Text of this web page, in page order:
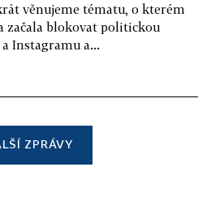
věnujeme tématu, o kterém
začala blokovat politickou
Instagramu a...
ZPRÁVY